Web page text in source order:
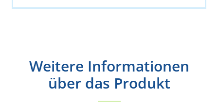
Weitere Informationen
über das Produkt